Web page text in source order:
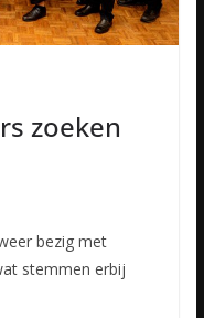
zoeken
bezig met
stemmen erbij